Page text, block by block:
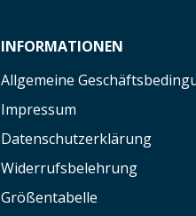
INFORMATIONEN
Allgemeine
Impressum
Datenschutzerklärung
Widerrufsbelehrung
Größentabelle